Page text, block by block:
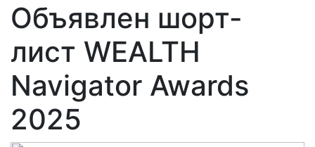
Объявлен шорт-
лист WEALTH
Navigator Awards
2025